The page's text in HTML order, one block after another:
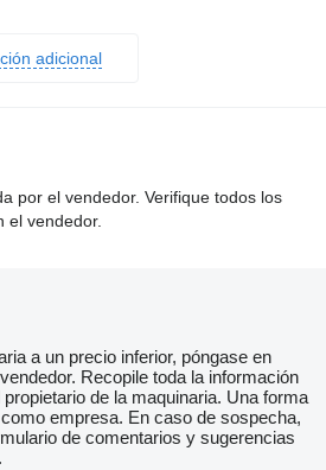
adicional
por el vendedor. Verifique todos los
el vendedor.
a un precio inferior, póngase en
Recopile toda la información
de la maquinaria. Una forma
empresa. En caso de sospecha,
de comentarios y sugerencias